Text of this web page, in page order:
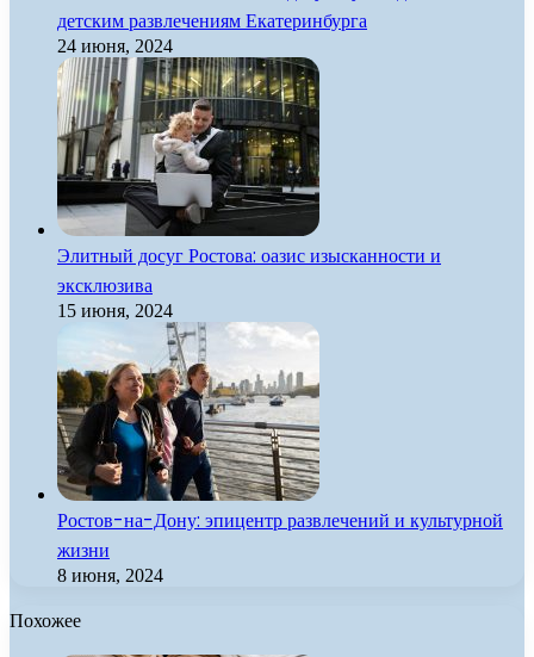
детским развлечениям Екатеринбурга
24 июня, 2024
Элитный досуг Ростова: оазис изысканности и
эксклюзива
15 июня, 2024
Ростов-на-Дону: эпицентр развлечений и культурной
жизни
8 июня, 2024
Похожее